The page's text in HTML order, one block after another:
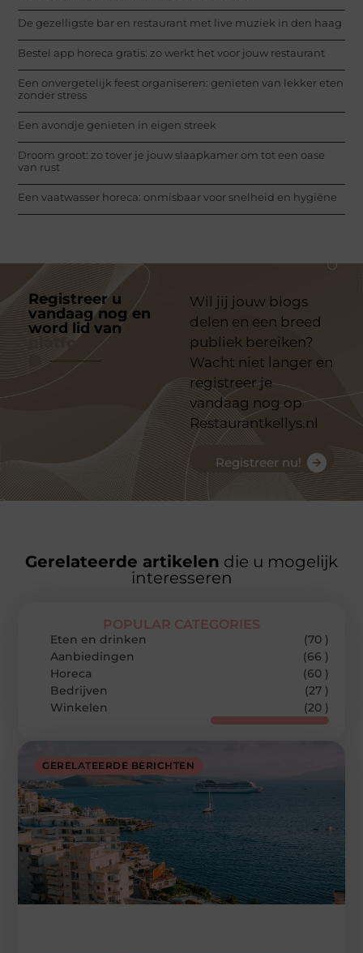
De gezelligste bar en restaurant met live muziek in den haag
Bestel app horeca gratis: zo werkt het voor jouw restaurant
Een onvergetelijk feest organiseren: genieten van lekker eten
zonder stress
Een avondje genieten in eigen streek
Droom groot: zo tover je jouw slaapkamer om tot een oase
van rust
Een vaatwasser horeca: onmisbaar voor snelheid en hygiëne
Registreer u
vandaag nog en
word lid van
platform
Wil jij jouw blogs
delen en een breed
publiek bereiken?
Wacht niet langer en
registreer je
vandaag nog op
Restaurantkellys.nl
Registreer nu!
Gerelateerde artikelen die u mogelijk
interesseren
GERELATEERDE BERICHTEN
POPULAR CATEGORIES
Eten en drinken
(70 )
Aanbiedingen
(66 )
Horeca
(60 )
Bedrijven
(27 )
Winkelen
(20 )